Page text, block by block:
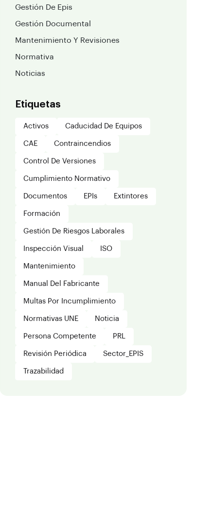
Gestión De Epis
Gestión Documental
Mantenimiento Y Revisiones
Normativa
Noticias
Etiquetas
Activos Caducidad De Equipos
CAE Contraincendios
Control De Versiones
Cumplimiento Normativo
Documentos EPIs Extintores
Formación
Gestión De Riesgos Laborales
Inspección Visual ISO
Mantenimiento
Manual Del Fabricante
Multas Por Incumplimiento
Normativas UNE Noticia
Persona Competente PRL
Revisión Periódica Sector_EPIS
Trazabilidad